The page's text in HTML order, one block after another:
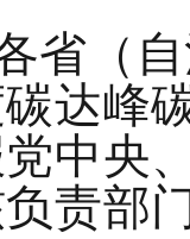
（自
达峰
中央
责部